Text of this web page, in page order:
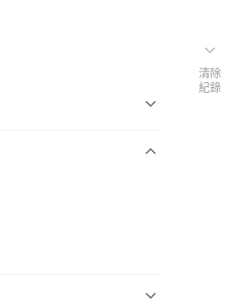
清除
紀錄